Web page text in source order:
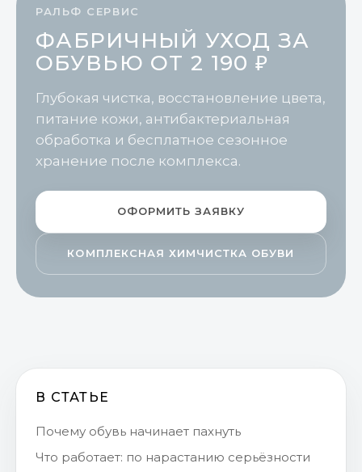
РАЛЬФ СЕРВИС
ФАБРИЧНЫЙ УХОД ЗА
ОБУВЬЮ ОТ2 190 ₽
Глубокая чистка, восстановление цвета,
питание кожи, антибактериальная
обработка и бесплатное сезонное
хранение после комплекса.
ОФОРМИТЬ ЗАЯВКУ
КОМПЛЕКСНАЯ ХИМЧИСТКА ОБУВИ
В СТАТЬЕ
Почему обувь начинает пахнуть
Что работает: по нарастанию серьёзности